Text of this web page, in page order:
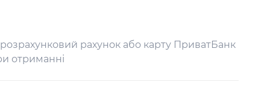
рахунок або карту ПриватБанк
отриманні